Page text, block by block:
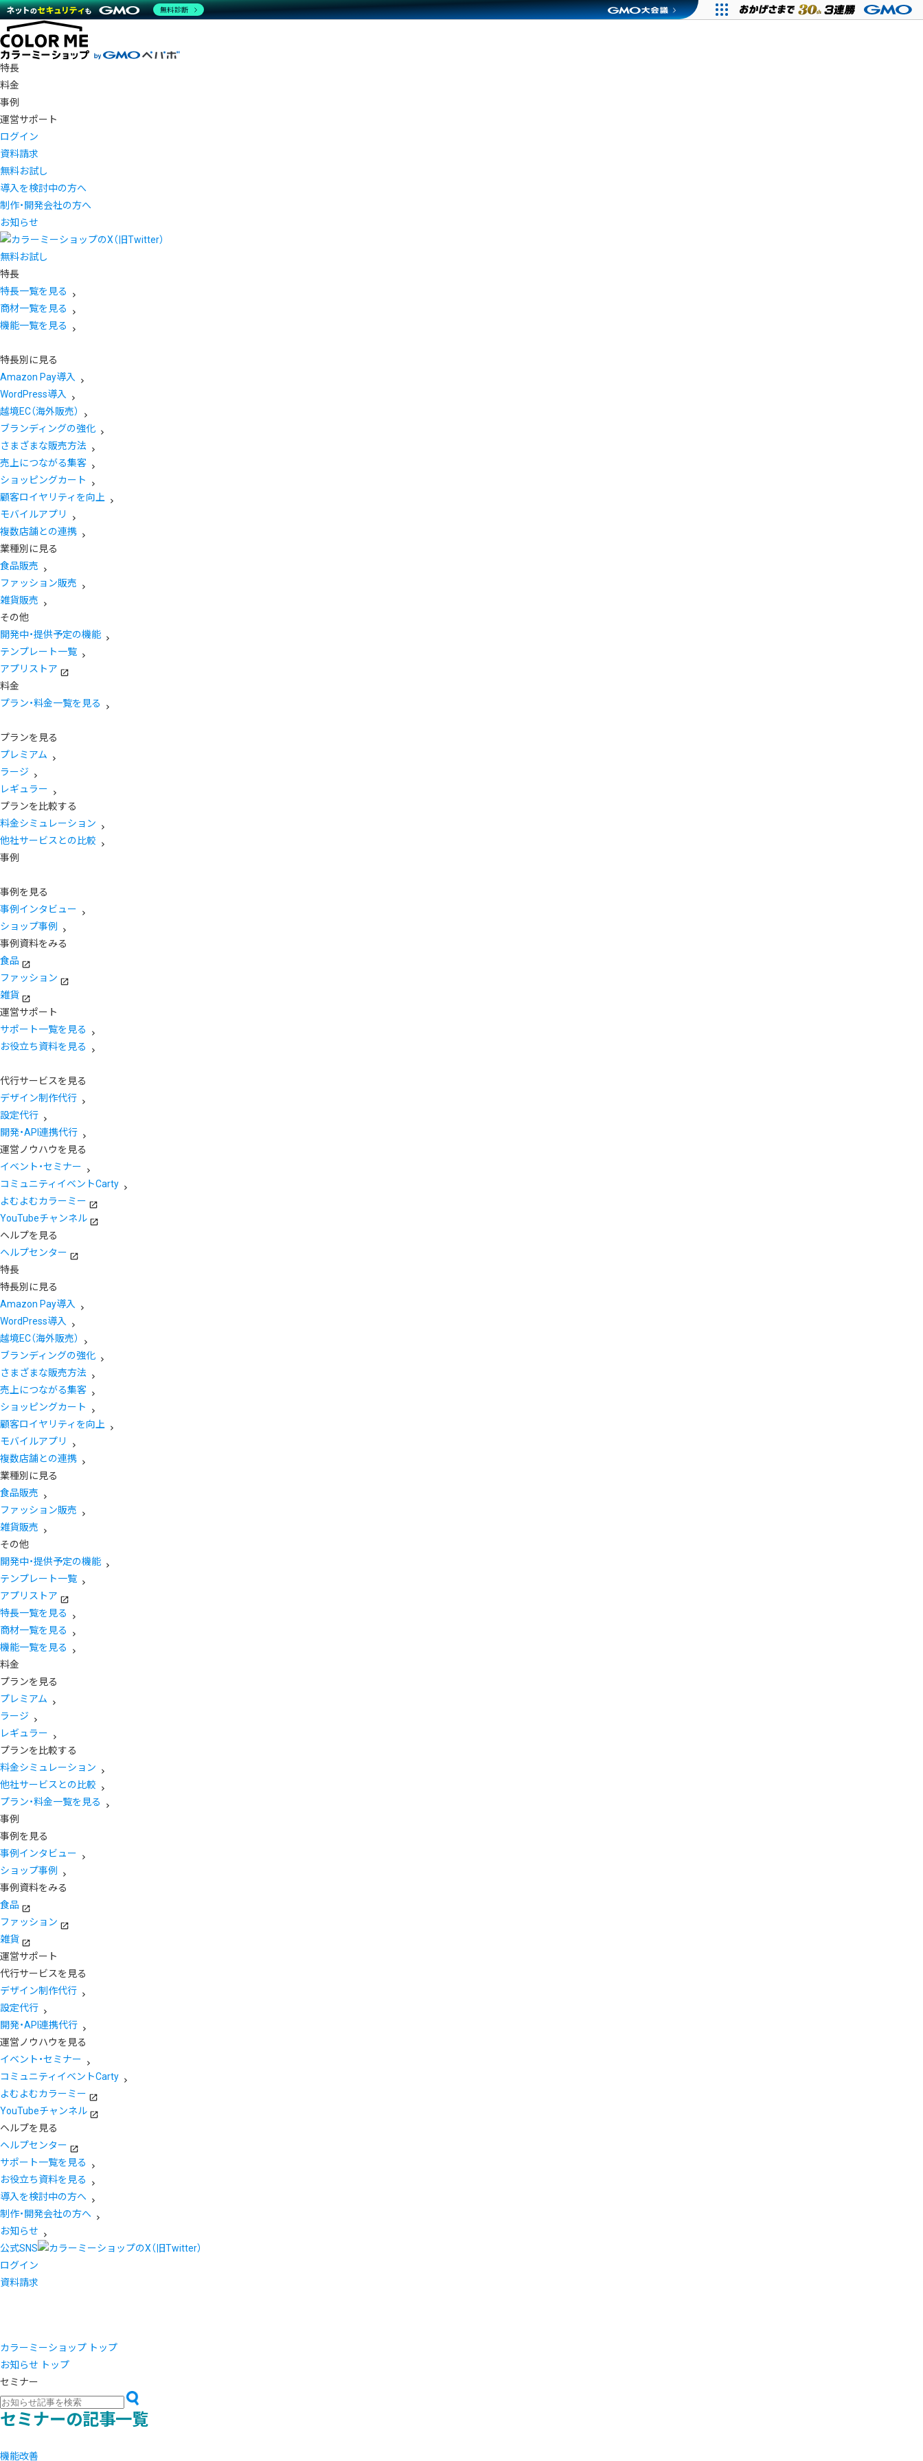
特長
料金
事例
運営サポート
ログイン
資料請求
無料お試し
導入を検討中の方へ
制作・開発会社の方へ
お知らせ
無料お試し
特長
特長一覧を見る
商材一覧を見る
機能一覧を見る
特長別に見る
Amazon Pay導入
WordPress導入
越境EC（海外販売）
ブランディングの強化
さまざまな販売方法
売上につながる集客
ショッピングカート
顧客ロイヤリティを向上
モバイルアプリ
複数店舗との連携
業種別に見る
食品販売
ファッション販売
雑貨販売
その他
開発中・提供予定の機能
テンプレート一覧
アプリストア
料金
プラン・料金一覧を見る
プランを見る
プレミアム
ラージ
レギュラー
プランを比較する
料金シミュレーション
他社サービスとの比較
事例
事例を見る
事例インタビュー
ショップ事例
事例資料をみる
食品
ファッション
雑貨
運営サポート
サポート一覧を見る
お役立ち資料を見る
代行サービスを見る
デザイン制作代行
設定代行
開発・API連携代行
運営ノウハウを見る
イベント・セミナー
コミュニティイベントCarty
よむよむカラーミー
YouTubeチャンネル
ヘルプを見る
ヘルプセンター
特長
特長別に見る
Amazon Pay導入
WordPress導入
越境EC（海外販売）
ブランディングの強化
さまざまな販売方法
売上につながる集客
ショッピングカート
顧客ロイヤリティを向上
モバイルアプリ
複数店舗との連携
業種別に見る
食品販売
ファッション販売
雑貨販売
その他
開発中・提供予定の機能
テンプレート一覧
アプリストア
特長一覧を見る
商材一覧を見る
機能一覧を見る
料金
プランを見る
プレミアム
ラージ
レギュラー
プランを比較する
料金シミュレーション
他社サービスとの比較
プラン・料金一覧を見る
事例
事例を見る
事例インタビュー
ショップ事例
事例資料をみる
食品
ファッション
雑貨
運営サポート
代行サービスを見る
デザイン制作代行
設定代行
開発・API連携代行
運営ノウハウを見る
イベント・セミナー
コミュニティイベントCarty
よむよむカラーミー
YouTubeチャンネル
ヘルプを見る
ヘルプセンター
サポート一覧を見る
お役立ち資料を見る
導入を検討中の方へ
制作・開発会社の方へ
お知らせ
公式SNS
ログイン
資料請求
カラーミーショップ トップ
お知らせ トップ
セミナー
セミナーの記事一覧
機能改善
無料診断